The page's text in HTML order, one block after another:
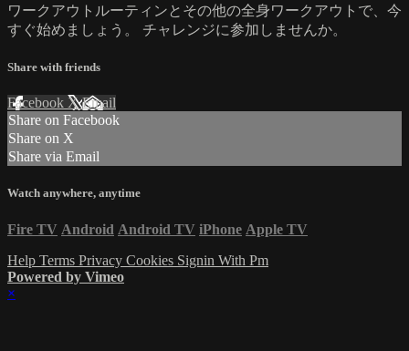
ワークアウトルーティンとその他の全身ワークアウトで、今
すぐ始めましょう。 チャレンジに参加しませんか。
Share with friends
Facebook XEmail
Share on Facebook
Share on X
Share via Email
Watch anywhere, anytime
Fire TV Android Android TV iPhone Apple TV
Help Terms Privacy Cookies Signin With Pm
Powered by Vimeo
×